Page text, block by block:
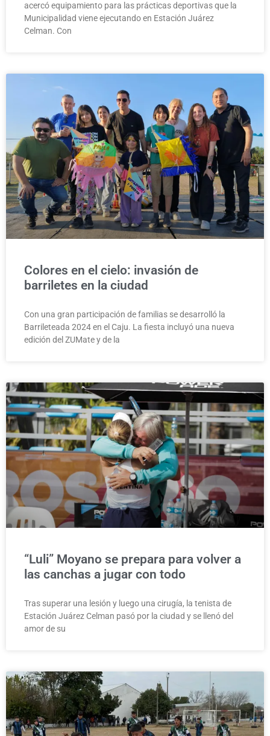
acercó equipamiento para las prácticas deportivas que la
Municipalidad viene ejecutando en Estación Juárez
Celman. Con
Colores en el cielo: invasión de
barriletes en la ciudad
Con una gran participación de familias se desarrolló la
Barrileteada 2024 en el Caju. La fiesta incluyó una nueva
edición del ZUMate y de la
“Luli” Moyano se prepara para volver a
las canchas a jugar con todo
Tras superar una lesión y luego una cirugía, la tenista de
Estación Juárez Celman pasó por la ciudad y se llenó del
amor de su